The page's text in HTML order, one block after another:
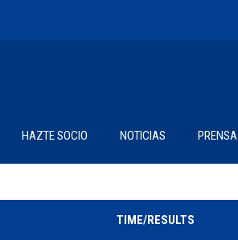
HAZTE SOCIO NOTICIAS PRENSA
TIME/RESULTS